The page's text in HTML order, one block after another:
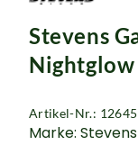
Rucksäcke
Schlösser
Stevens
Nightglow
Artikel-Nr.:
Marke: Stevens